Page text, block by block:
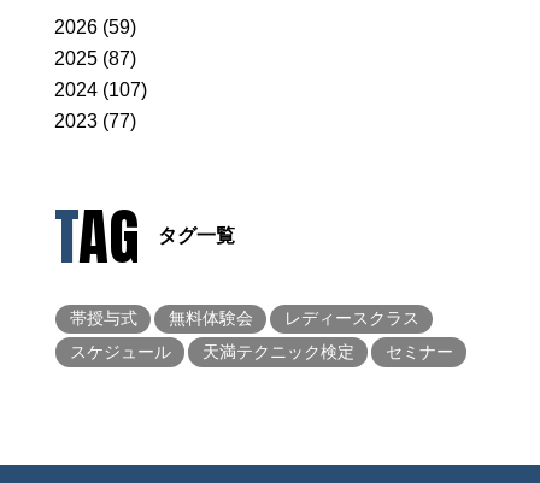
2026 (59)
2025 (87)
2024 (107)
2023 (77)
TAG タグ一覧
帯授与式 無料体験会
レディースクラス
スケジュール
天満テクニック検定 セミナー